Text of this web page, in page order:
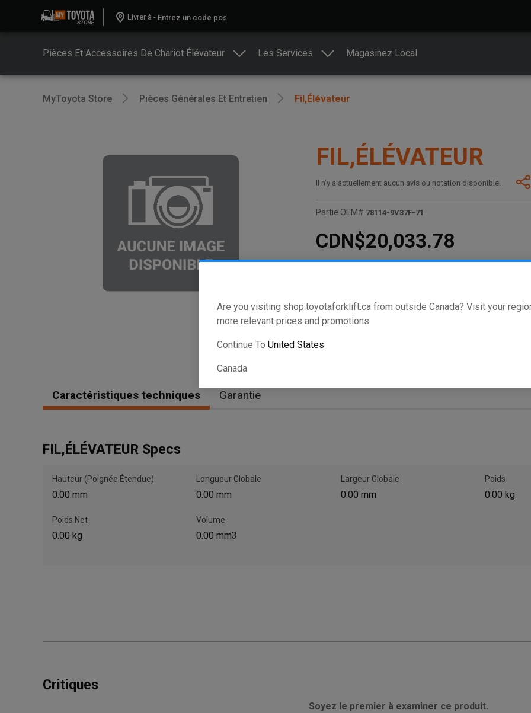
Are you visiting shop.toyotaforklift.ca from outside Canada? Visit your
more relevant prices and promotions
Continue To United States
Canada
Livrer à -
Pièces Et Accessoires De Chariot Élévateur Les Services Magasinez Local
MyToyota Store Pièces Générales Et Entretien Fil,élévateur
FIL,ÉLÉVATEUR
Il n’y a actuellement aucun avis ou notation disponible.
Partie OEM# 78114-9V37F-71
CDN$20,033.78
S.O.
Cette partie s’adaptera-t-elle à votre
Le ramassage le lendemain n’est pas disponible.
Caractéristiques techniques Garantie
FIL,ÉLÉVATEUR Specs
Hauteur (Poignée Étendue)
0.00 mm
Longueur Globale
0.00 mm
Largeur Globale
0.00 mm
Poids
0.00 kg
Poids Net
0.00 kg
Volume
0.00 mm3
Critiques
Soyez le premier à examiner ce produit.